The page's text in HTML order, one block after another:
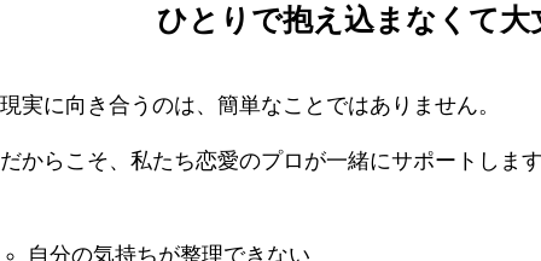
ひとりで抱え込まなくて大
現実に向き合うのは、簡単なことではありません。
だからこそ、私たち恋愛のプロが一緒にサポートしま
自分の気持ちが整理できない